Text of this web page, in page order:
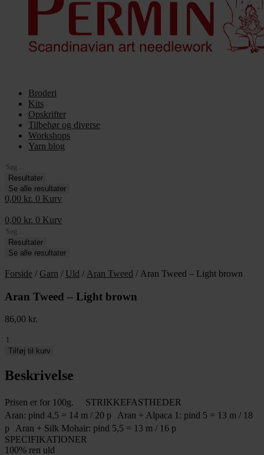
Broderi
Kits
Opskrifter
Tilbehør og diverse
Workshops
Yarn blog
Search
...Resultater
Se alle resultater
0,00 kr. 0 Kurv
0,00 kr. 0 Kurv
Search
...Resultater
Se alle resultater
Forside / Garn / Uld / Aran Tweed / Aran Tweed – Light brown
Aran Tweed – Light brown
86,00 kr.
Aran
Tweed
Light
brown
Tilføj til kurv
Beskrivelse
Prisen er for 100g. STRIKKEFASTHEDER
Aran: pind 4,5 = 14 m / 20 p Aran + Alpaca 1: pind 5 = 13 m / 18
p Aran + Silk Mohair: pind 5,5 = 13 m / 16 p
SPECIFIKATIONER
100% ren uld